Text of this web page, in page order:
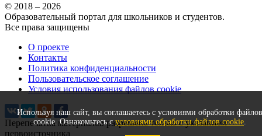
Используя наш сайт, вы соглашаетесь с условиями обработки файлов
cookie. Ознакомьтесь сусловиями обработки файлов cookie.
© 2018 – 2026
Образовательный портал для школьников и студентов.
Все права защищены
О проекте
Контакты
Политика конфиденциальности
Пользовательское соглашение
Условия использования файлов cookie
Перепечатка материалов разрешена только с указанием
первоисточника